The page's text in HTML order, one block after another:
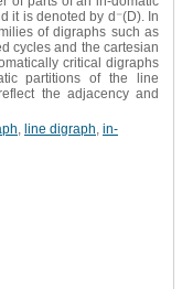
it is denoted by d⁻(D). In
of digraphs such as
cycles and the cartesian
critical digraphs
partitions of the line
the adjacency and
line digraph in-